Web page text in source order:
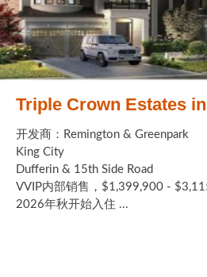
Triple Crown Estates
开发商：Remington & Greenpark
King City
Dufferin & 15th Side Road
VVIP内部销售，$1,399,900 -
2026年秋开始入住 ...